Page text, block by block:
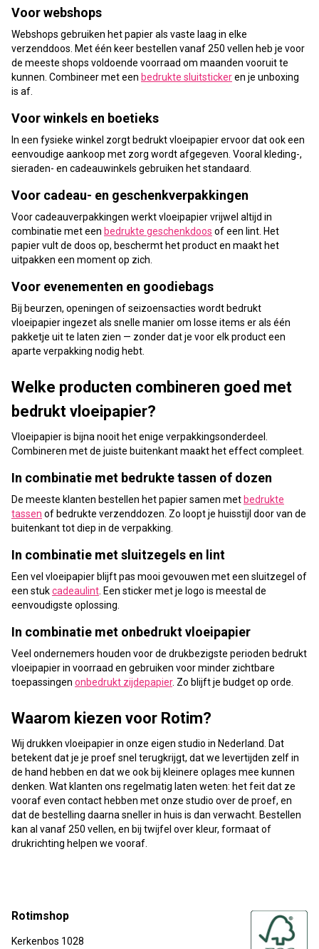
Voor webshops
Webshops gebruiken het papier als vaste laag in elke
verzenddoos. Met één keer bestellen vanaf 250 vellen heb je voor
de meeste shops voldoende voorraad om maanden vooruit te
kunnen. Combineer met een bedrukte sluitstickeren je unboxing
is af.
Voor winkels en boetieks
In een fysieke winkel zorgt bedrukt vloeipapier ervoor dat ook een
eenvoudige aankoop met zorg wordt afgegeven. Vooral kleding-,
sieraden- en cadeauwinkels gebruiken het standaard.
Voor cadeau- en geschenkverpakkingen
Voor cadeauverpakkingen werkt vloeipapier vrijwel altijd in
combinatie met een bedrukte geschenkdoos of een lint. Het
papier vult de doos op, beschermt het product en maakt het
uitpakken een moment op zich.
Voor evenementen en goodiebags
Bij beurzen, openingen of seizoensacties wordt bedrukt
vloeipapier ingezet als snelle manier om losse items er als één
pakketje uit te laten zien — zonder dat je voor elk product een
aparte verpakking nodig hebt.
Welke producten combineren goed met
bedrukt vloeipapier?
Vloeipapier is bijna nooit het enige verpakkingsonderdeel.
Combineren met de juiste buitenkant maakt het effect compleet.
In combinatie met bedrukte tassen of dozen
De meeste klanten bestellen het papier samen metbedrukte
tassen of bedrukte verzenddozen. Zo loopt je huisstijl door van de
buitenkant tot diep in de verpakking.
In combinatie met sluitzegels en lint
Een vel vloeipapier blijft pas mooi gevouwen met een sluitzegel of
een stukcadeaulint . Een sticker met je logo is meestal de
eenvoudigste oplossing.
In combinatie met onbedrukt vloeipapier
Veel ondernemers houden voor de drukbezigste perioden bedrukt
vloeipapier in voorraad en gebruiken voor minder zichtbare
toepassingen onbedrukt zijdepapier. Zo blijft je budget op orde.
Waarom kiezen voor Rotim?
Wij drukken vloeipapier in onze eigen studio in Nederland. Dat
betekent dat je je proef snel terugkrijgt, dat we levertijden zelf in
de hand hebben en dat we ook bij kleinere oplages mee kunnen
denken. Wat klanten ons regelmatig laten weten: het feit dat ze
vooraf even contact hebben met onze studio over de proef, en
dat de bestelling daarna sneller in huis is dan verwacht. Bestellen
kan al vanaf 250 vellen, en bij twijfel over kleur, formaat of
drukrichting helpen we vooraf.
Rotimshop
Kerkenbos 1028